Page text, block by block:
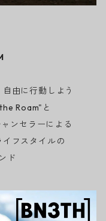
由に行動しよう
Roam"と
ンセラーによる
フスタイルの
ド